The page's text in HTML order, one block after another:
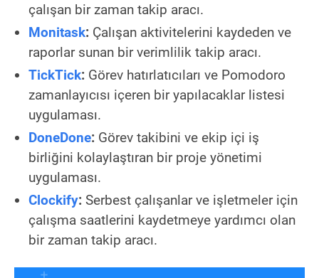
çalışan bir zaman takip aracı.
Monitask: Çalışan aktivitelerini kaydeden ve
raporlar sunan bir verimlilik takip aracı.
TickTick: Görev hatırlatıcıları ve Pomodoro
zamanlayıcısı içeren bir yapılacaklar listesi
uygulaması.
DoneDone: Görev takibini ve ekip içi iş
birliğini kolaylaştıran bir proje yönetimi
uygulaması.
Clockify: Serbest çalışanlar ve işletmeler için
çalışma saatlerini kaydetmeye yardımcı olan
bir zaman takip aracı.